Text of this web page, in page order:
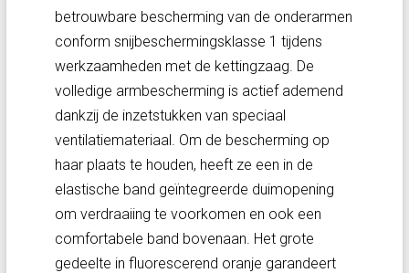
betrouwbare bescherming van de onderarmen
conform snijbeschermingsklasse 1 tijdens
werkzaamheden met de kettingzaag. De
volledige armbescherming is actief ademend
dankzij de inzetstukken van speciaal
ventilatiemateriaal. Om de bescherming op
haar plaats te houden, heeft ze een in de
elastische band geïntegreerde duimopening
om verdraaiing te voorkomen en ook een
comfortabele band bovenaan. Het grote
gedeelte in fluorescerend oranje garandeert